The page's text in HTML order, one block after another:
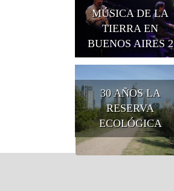
MÚSICA DE LA
TIERRA EN
BUENOS AIRES 2
30 AÑOS LA
RESERVA
ECOLÓGICA